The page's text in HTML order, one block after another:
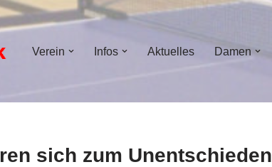
Verein Infos Aktuelles Damen
sich zum Unentschieden